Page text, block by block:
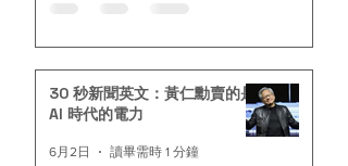
30 秒新聞英文：黃仁勳賣的是
AI 時代的電力
6月2日 讀畢需時 1 分鐘